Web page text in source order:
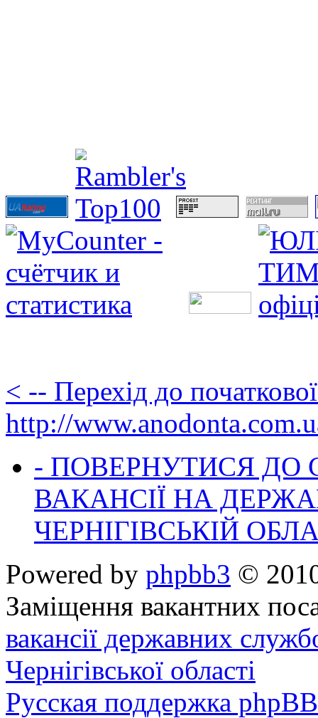
< -- Перехід до
http://
- ПОВЕРНУТИСЯ ДО
ВАКАНСІЇ НА
ЧЕРНІГІВСЬКІЙ
Powered by phpbb3 ©
Заміщення вакантних
вакансії державних
Чернігівської області
Русская поддержка phpBB